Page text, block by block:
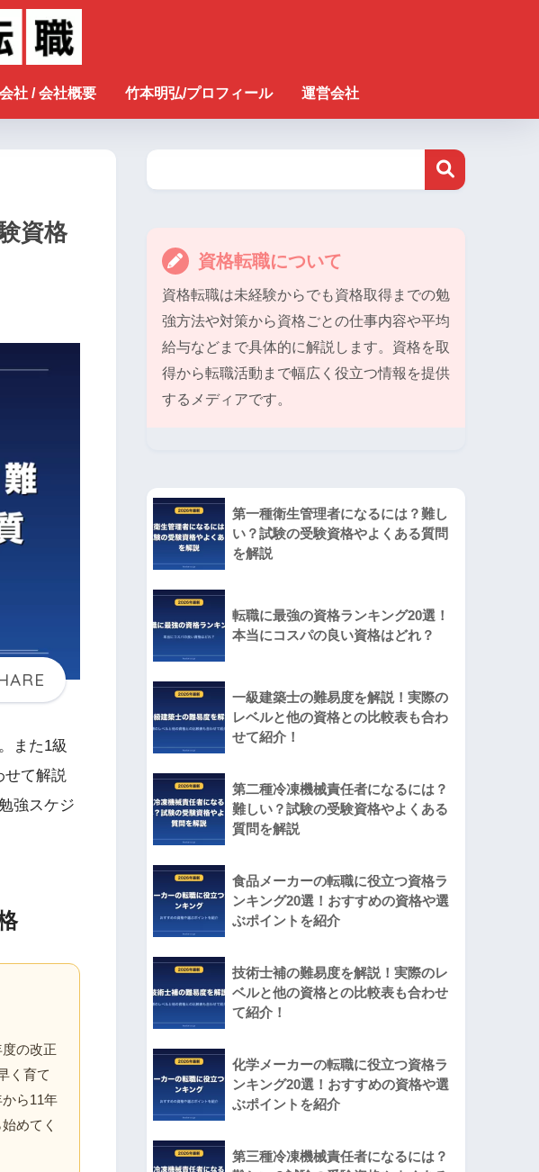
社 / 会社概要 竹本明弘/プロフィール 運営会社
資格
また1級
せて解説
強スケジ
の改正
く育て
ら11年
めてく
資格転職について
資格転職は未経験からでも資格取得までの勉
強方法や対策から資格ごとの仕事内容や平均
給与などまで具体的に解説します。資格を取
得から転職活動まで幅広く役立つ情報を提供
するメディアです。
第一種衛生管理者になるには？難し
い？試験の受験資格やよくある質問
を解説
転職に最強の資格ランキング20選！
本当にコスパの良い資格はどれ？
一級建築士の難易度を解説！実際の
レベルと他の資格との比較表も合わ
せて紹介！
第二種冷凍機械責任者になるには？
難しい？試験の受験資格やよくある
質問を解説
食品メーカーの転職に役立つ資格ラ
ンキング20選！おすすめの資格や選
ぶポイントを紹介
技術士補の難易度を解説！実際のレ
ベルと他の資格との比較表も合わせ
て紹介！
化学メーカーの転職に役立つ資格ラ
ンキング20選！おすすめの資格や選
ぶポイントを紹介
第三種冷凍機械責任者になるには？